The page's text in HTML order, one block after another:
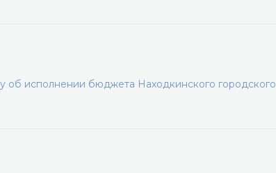
об исполнении бюджета Находкинского городского